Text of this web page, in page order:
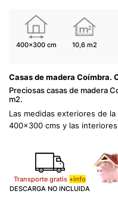
400x300 cm 10,6 m2
Casas de madera Coímbra.
Preciosas casas de madera
m2.
Las medidas exteriores de
400x300 cms y las
Transporte gratis +info
DESCARGA NO INCLUIDA